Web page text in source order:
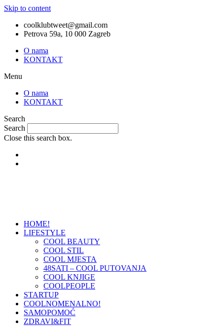
Skip to content
coolklubtweet@gmail.com
Petrova 59a, 10 000 Zagreb
O nama
KONTAKT
Menu
O nama
KONTAKT
Search
Search
Close this search box.
HOME!
LIFESTYLE
COOL BEAUTY
COOL STIL
COOL MJESTA
48SATI – COOL PUTOVANJA
COOL KNJIGE
COOLPEOPLE
STARTUP
COOLNOMENALNO!
SAMOPOMOĆ
ZDRAVI&FIT